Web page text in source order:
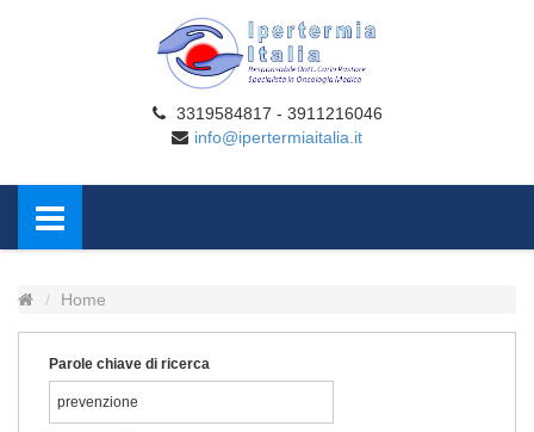
3319584817 - 3911216046
info@ipertermiaitalia.it
Home
Parole chiave di ricerca